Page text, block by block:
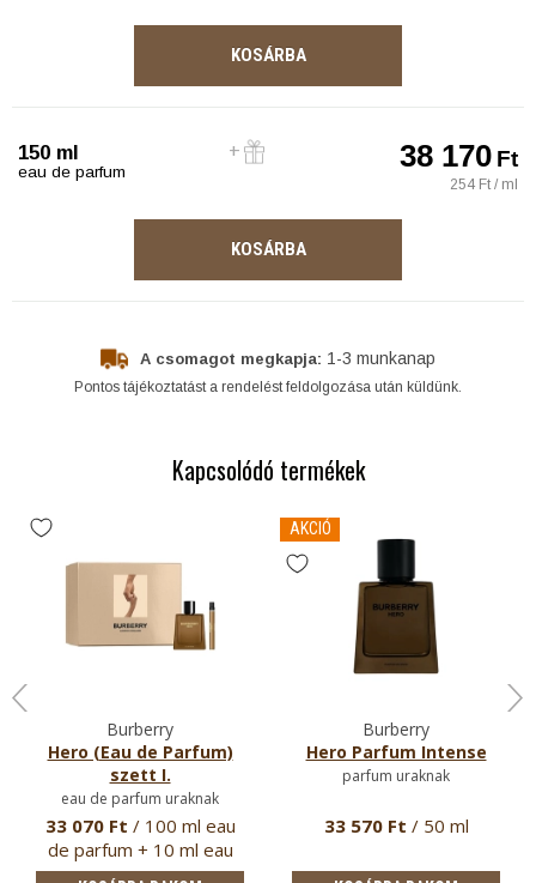
KOSÁRBA
150 ml
eau de parfum 38 170Ft
254 Ft / ml
KOSÁRBA
A csomagot megkapja: 1-3 munkanap
Pontos tájékoztatást a rendelést feldolgozása után küldünk.
Kapcsolódó termékek
Burberry
Hero (Eau de Parfum)
szett I.
eau de parfum uraknak
33 070 Ft / 100 ml eau
de parfum + 10 ml eau
de pa…
AKCIÓ
Burberry
Hero Parfum Intense
parfum uraknak
33 570 Ft / 50 ml